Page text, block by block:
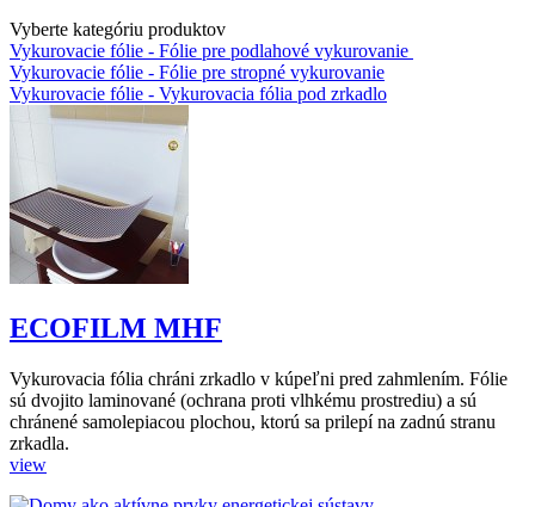
Vyberte kategóriu produktov
Vykurovacie fólie - Fólie pre podlahové vykurovanie
Vykurovacie fólie - Fólie pre stropné vykurovanie
Vykurovacie fólie - Vykurovacia fólia pod zrkadlo
ECOFILM MHF
Vykurovacia fólia chráni zrkadlo v kúpeľni pred zahmlením. Fólie
sú dvojito laminované (ochrana proti vlhkému prostrediu) a sú
chránené samolepiacou plochou, ktorú sa prilepí na zadnú stranu
zrkadla.
view